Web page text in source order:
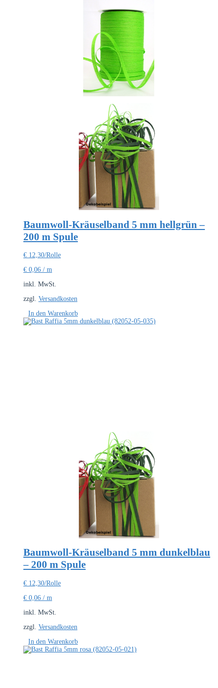
Baumwoll-Kräuselband 5 mm hellgrün –
200 m Spule
€ 12,30/Rolle
€ 0,06 / m
inkl. MwSt.
zzgl. Versandkosten
In den Warenkorb
Baumwoll-Kräuselband 5 mm dunkelblau
– 200 m Spule
€ 12,30/Rolle
€ 0,06 / m
inkl. MwSt.
zzgl. Versandkosten
In den Warenkorb